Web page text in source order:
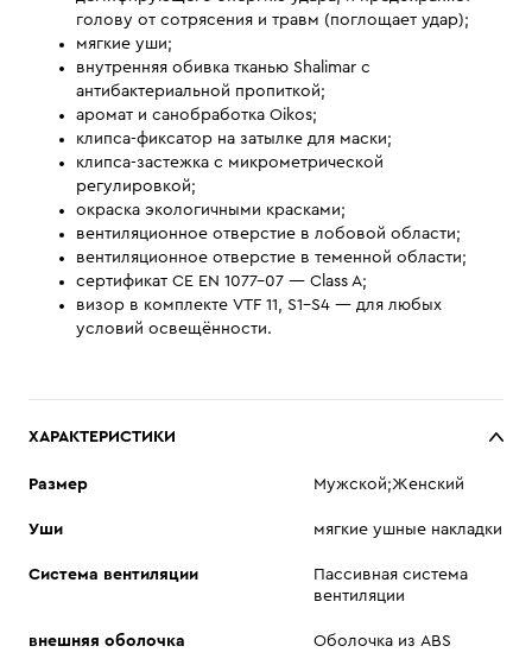
голову от сотрясения и травм (поглощает удар);
мягкие уши;
внутренняя обивка тканью Shalimar с
антибактериальной пропиткой;
аромат и санобработка Oikos;
клипса-фиксатор на затылке для маски;
клипса-застежка с микрометрической
регулировкой;
окраска экологичными красками;
вентиляционное отверстие в лобовой области;
вентиляционное отверстие в теменной области;
сертификат CE EN 1077-07 — Class A;
визор в комплекте VTF 11, S1–S4 — для любых
условий освещённости.
ХАРАКТЕРИСТИКИ
Размер Мужской;Женский
Уши мягкие ушные накладки
Система вентиляции
Пассивная система
вентиляции
внешняя оболочка Оболочка из ABS